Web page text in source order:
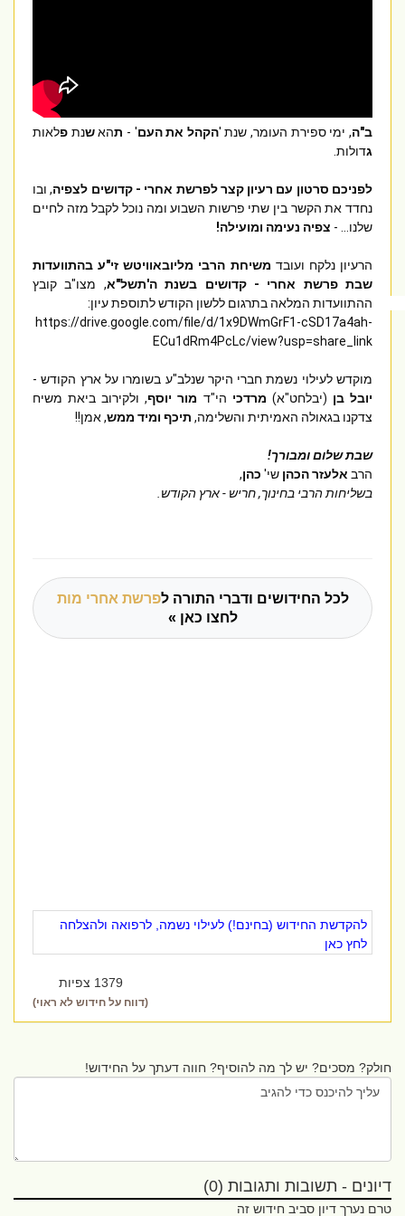
ב"ה, ימי ספירת העומר, שנת 'הקהל את העם' - תהא שנת פלאות
לפניכם סרטון עם רעיון קצר לפרשת אחרי - קדושים לצפיה
, ובו
נחדד את הקשר בין שתי פרשות השבוע ומה נוכל לקבל מזה לחיים
שלנו... -
צפיה נעימה ומועילה!
הרעיון נלקח ועובד
משיחת הרבי מליובאוויטש זי"ע בהתוועדות
שבת פרשת אחרי - קדושים בשנת ה'תשל"א
, מצו"ב קובץ
ההתוועדות המלאה בתרגום ללשון הקודש לתוספת עיון:
https://drive.google.com/file/d/1x9DWmGrF1-cSD17a4ah-
ECu1dRm4PcLc/view?usp=share_link
מוקדש לעילוי נשמת חברי היקר שנלב"ע בשומרו על ארץ הקודש -
יובל בן (יבלחט"א) מרדכי הי"ד מור יוסף
, ולקירוב ביאת משיח
צדקנו בגאולה האמיתית והשלימה, תיכף ומיד ממש
שבת שלום ומבורך!
הרב אלעזר הכהן שי' כהן,
לכל החידושים ודברי התורה לפרשת אחרי מות
לחצו כאן »
להקדשת החידוש (בחינם!) לעילוי נשמה, לרפואה ולהצלחה
לחץ כאן
1379 צפיות
(דווח על חידוש לא ראוי)
חולק? מסכים? יש לך מה להוסיף? חווה דעתך על החידוש!
דיונים - תשובות ותגובות (0)
טרם נערך דיון סביב חידוש זה